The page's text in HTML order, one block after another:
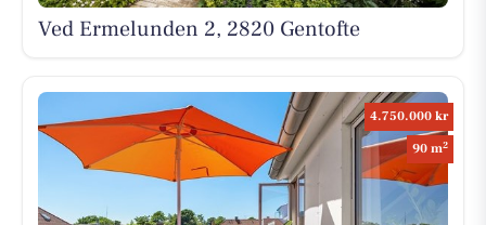
Ved Ermelunden 2, 2820 Gentofte
4.750.000 kr
90 m2